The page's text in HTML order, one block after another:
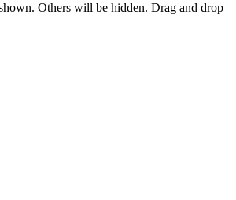
Others will be hidden. Drag and drop